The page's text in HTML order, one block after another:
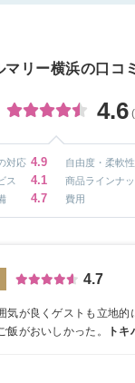
マリー横浜の口コ
4.6
対応 4.9 自由度・柔軟性
ス 4.1 商品ラインナ
4.7 費用
4.7
気が良くゲストも立地的
飯がおいしかった。
トキ